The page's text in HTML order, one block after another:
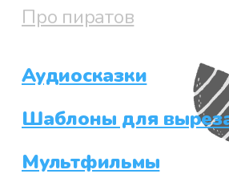
Про пиратов
Аудиосказки
Шаблоны для
Мультфильмы